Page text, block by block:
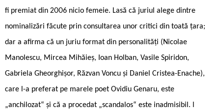
fi premiat din 2006 nicio femeie. Lasă că juriul alege dintre
nominalizări făcute prin consultarea unor critici din toată țara;
dar a afirma că un juriu format din personalități (Nicolae
Manolescu, Mircea Mihăieș, Ioan Holban, Vasile Spiridon,
Gabriela Gheorghișor, Răzvan Voncu și Daniel Cristea-Enache),
care l-a preferat pe marele poet Ovidiu Genaru, este
„anchilozat“ și că a procedat „scandalos“ este inadmisibil. l